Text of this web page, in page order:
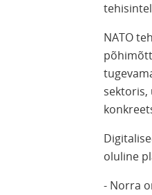
NATO
sektoris,
oluline
- Norra